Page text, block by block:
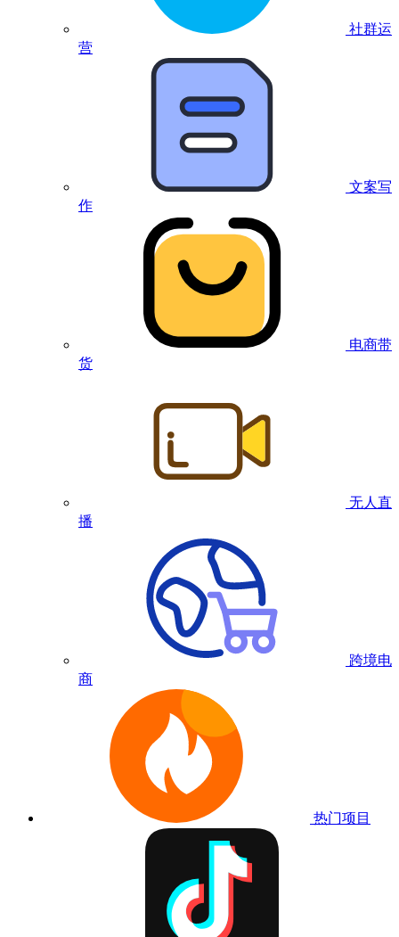
社群运
营
文案写
作
电商带
货
无人直
播
跨境电
商
热门项目